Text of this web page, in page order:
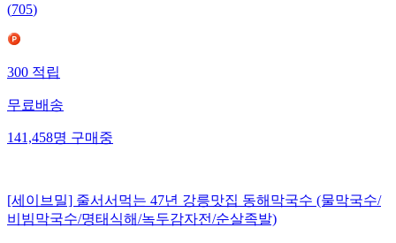
(705)
300 적립
무료배송
141,458명 구매중
[세이브밀] 줄서서먹는 47년 강릉맛집 동해막국수 (물막국수/
비빔막국수/명태식해/녹두감자전/순살족발)